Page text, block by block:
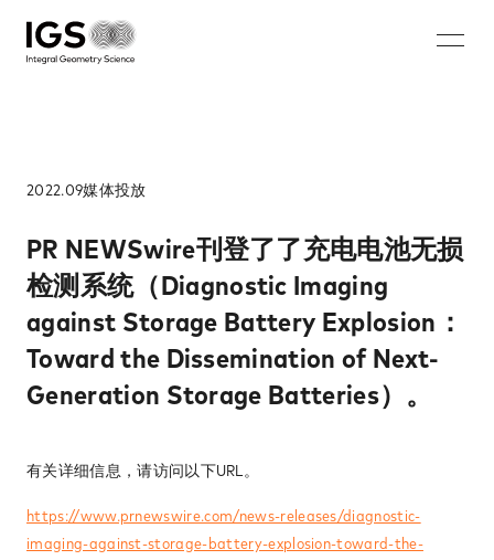
Technology
Solution
微波乳腺造影术​
充电电池无损成像系统​
步入式安保系统​
钢筋断裂和腐蚀无损检测系统​
JAENZHKO
2022.09媒体投放​
PR NEWSwire刊登了了充电电池无损
检测系统（Diagnostic Imaging
against Storage Battery Explosion：
Toward the Dissemination of Next-
Generation Storage Batteries）。​
有关详细信息，请访问以下URL。
https://www.prnewswire.com/news-releases/diagnostic-
imaging-against-storage-battery-explosion-toward-the-